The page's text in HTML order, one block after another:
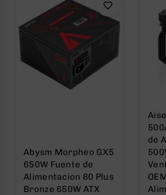
Abysm Morpheo GX5
650W Fuente de
Alimentacion 80 Plus
Bronze 650W ATX
de